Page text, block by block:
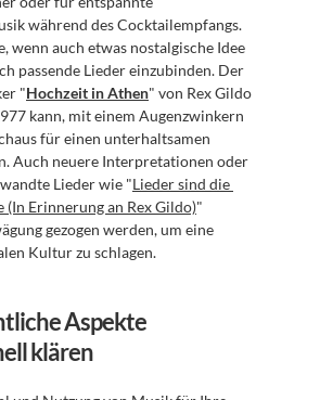
während des Cocktailempfangs.
wenn auch etwas nostalgische Idee
passende Lieder einzubinden. Der
"Hochzeit in Athen" von Rex Gildo
kann, mit einem Augenzwinkern
für einen unterhaltsamen
Auch neuere Interpretationen oder
Lieder wie "Lieder sind die
(In Erinnerung an Rex Gildo)"
gezogen werden, um eine
Kultur zu schlagen.
Aspekte
klären